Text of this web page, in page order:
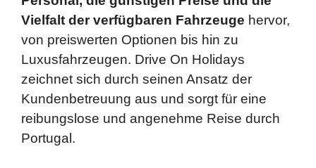
Vielfalt der verfügbaren Fahrzeuge hervor,
von preiswerten Optionen bis hin zu
Luxusfahrzeugen. Drive On Holidays
zeichnet sich durch seinen Ansatz der
Kundenbetreuung aus und sorgt für eine
reibungslose und angenehme Reise durch
Portugal.